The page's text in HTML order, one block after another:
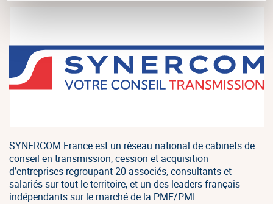
SYNERCOM France est un réseau national de cabinets de
conseil en transmission, cession et acquisition
d’entreprises regroupant 20 associés, consultants et
salariés sur tout le territoire, et un des leaders français
indépendants sur le marché de la PME/PMI.